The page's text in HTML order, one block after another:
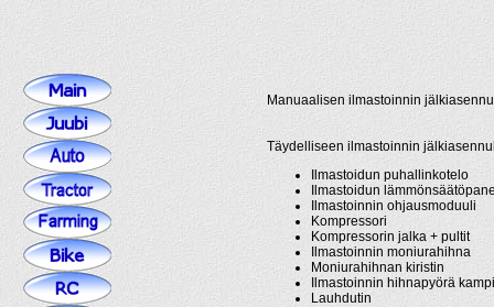
Manuaalisen ilmastoinnin
Täydelliseen ilmastoinnin
Ilmastoidun puhallinkotelo
Ilmastoidun
Ilmastoinnin ohjausmoduuli
Kompressori
Kompressorin jalka + pultit
Ilmastoinnin moniurahihna
Moniurahihnan kiristin
Ilmastoinnin hihnapyörä
Lauhdutin